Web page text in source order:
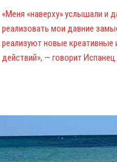
«Меня «наверху» услышали и
реализовать мои давние
реализуют новые
действий», — говорит Испанец.